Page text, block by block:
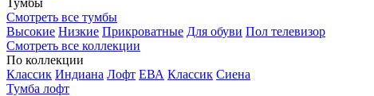
Тумбы
Смотреть все тумбы
Высокие Низкие Прикроватные Для обуви Пол телевизор
Смотреть все коллекции
По коллекции
Классик Индиана Лофт ЕВА Классик Сиена
Тумба лофт